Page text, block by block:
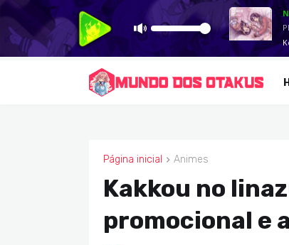
Página inicial Animes
ANIMES
Kakkou no
promocional e